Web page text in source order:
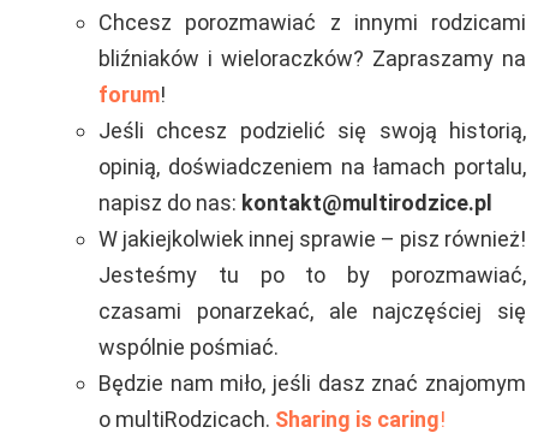
Chcesz porozmawiać z innymi rodzicami
bliźniaków i wieloraczków? Zapraszamy na
forum!
Jeśli chcesz podzielić się swoją historią,
opinią, doświadczeniem na łamach portalu,
napisz do nas: kontakt@multirodzice.pl
W jakiejkolwiek innej sprawie – pisz również!
Jesteśmy tu po to by porozmawiać,
czasami ponarzekać, ale najczęściej się
wspólnie pośmiać.
Będzie nam miło, jeśli dasz znać znajomym
o multiRodzicach. Sharing is caring!